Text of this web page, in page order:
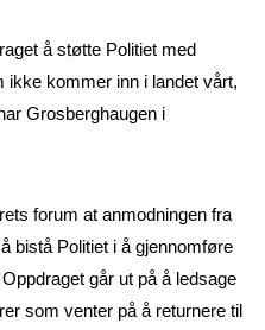
å støtte Politiet med
ikke kommer inn i landet vårt,
Grosberghaugen i
forum at anmodningen fra
bistå Politiet i å gjennomføre
går ut på å ledsage
som venter på å returnere til